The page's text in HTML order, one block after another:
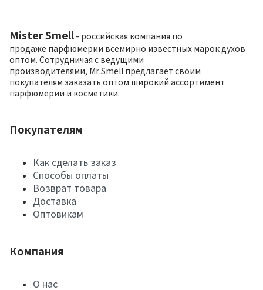
Mister Smell - российская компания по
продаже парфюмерии всемирно известных марок духов
оптом. Сотрудничая с ведущими
производителями, Mr.Smell предлагает своим
покупателям заказать оптом широкий ассортимент
парфюмерии и косметики.
Покупателям
Как сделать заказ
Способы оплаты
Возврат товара
Доставка
Оптовикам
Компания
О нас